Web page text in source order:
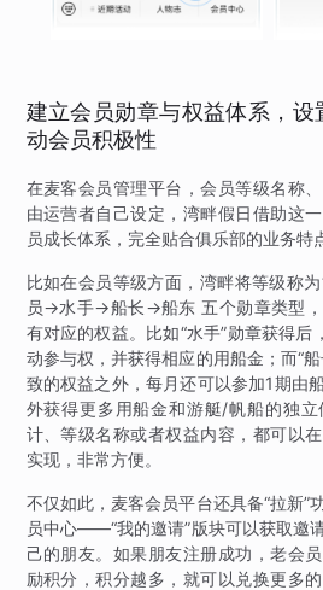
建立会员勋章与权益体系，设
动会员积极性
在麦客会员管理平台，会员等级名称
由运营者自己设定，湾畔假日借助这
员成长体系，完全贴合俱乐部的业务特
比如在会员等级方面，湾畔将等级称
员→水手→船长→船东 五个勋章类型，
有对应的权益。比如“水手”勋章获得后
动参与权，并获得相应的用船金；而“
致的权益之外，每月还可以参加1期由
外获得更多用船金和游艇/帆船的独
计、等级名称或者权益内容，都可以
实现，非常方便。
不仅如此，麦客会员平台还具备“拉新”
员中心——“我的邀请”版块可以获取邀
己的朋友。如果朋友注册成功，老会
励积分，积分越多，就可以兑换更多